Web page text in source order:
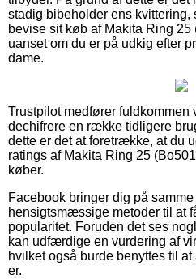
stadig bibeholder ens kvittering,
bevise sit køb af Makita Ring 25
uanset om du er på udkig efter
dame.
Trustpilot medfører
dechifrere en række tidligere
dette er det at foretrække, at du
ratings af Makita Ring 25
køber.
Facebook bringer dig på
hensigtsmæssige metoder til at
popularitet. Foruden det ses
kan udfærdige en vurdering af
hvilket også burde benyttes til
er.